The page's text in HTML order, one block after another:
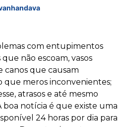
com entupimentos
não escoam, vasos
canos que causam
que meros inconvenientes;
atrasos e até mesmo
boa notícia é que existe uma
24 horas por dia para